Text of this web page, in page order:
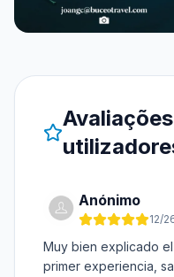
Anónimo
12/
Muy bien explicado
primer experiencia,